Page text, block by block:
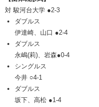
対 駿河台大学 ●2-3
ダブルス
伊達崎、山口 ●2-4
ダブルス
永嶋(莉)、岩森●0-4
シングルス
今井 ○4-1
ダブルス
坂下、高松 ●1-4